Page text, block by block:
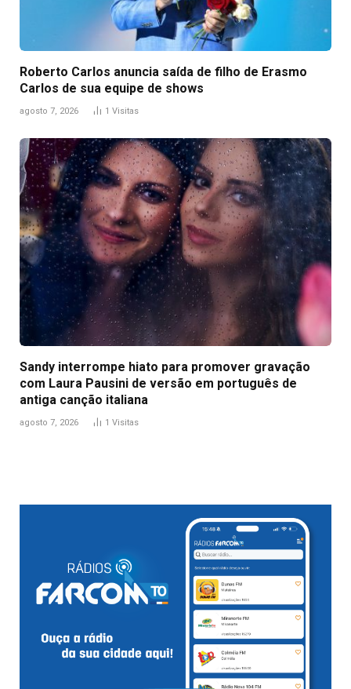
Roberto Carlos anuncia saída de filho de Erasmo
Carlos de sua equipe de shows
agosto 7, 2026 1 Visitas
Sandy interrompe hiato para promover gravação
com Laura Pausini de versão em português de
antiga canção italiana
agosto 7, 2026 1 Visitas